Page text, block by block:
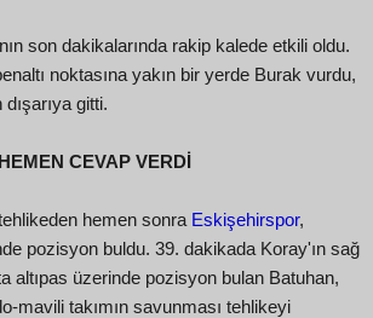
son dakikalarında rakip kalede etkili oldu.
noktasına yakın bir yerde Burak vurdu,
gitti.
HEMEN CEVAP VERDİ
hemen sonra Eskişehirspor,
pozisyon buldu. 39. dakikada Koray'ın sağ
altıpas üzerinde pozisyon bulan Batuhan,
mavili takımın savunması tehlikeyi